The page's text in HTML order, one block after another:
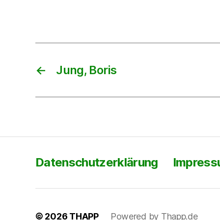
← Jung, Boris
Datenschutzerklärung
© 2026 THAPP Powered by Thapp.de